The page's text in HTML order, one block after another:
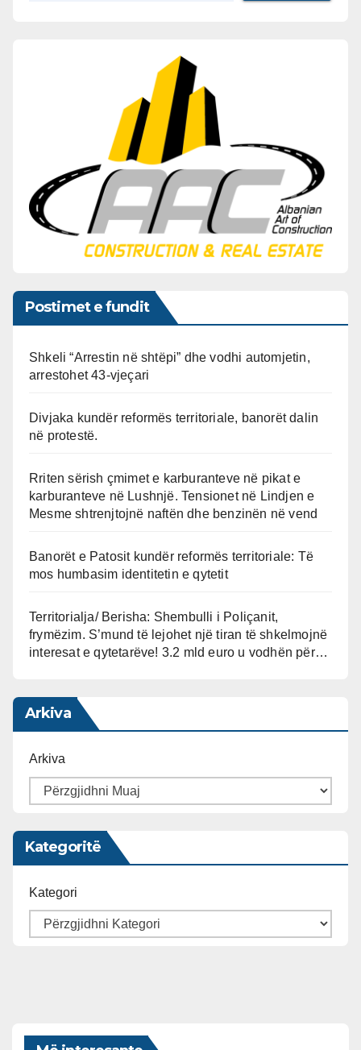
Postimet e fundit
Shkeli “Arrestin në shtëpi” dhe vodhi automjetin,
arrestohet 43-vjeçari
Divjaka kundër reformës territoriale, banorët dalin
në protestë.
Rriten sërish çmimet e karburanteve në pikat e
karburanteve në Lushnjë. Tensionet në Lindjen e
Mesme shtrenjtojnë naftën dhe benzinën në vend
Banorët e Patosit kundër reformës territoriale: Të
mos humbasim identitetin e qytetit
Territorialja/ Berisha: Shembulli i Poliçanit,
frymëzim. S’mund të lejohet një tiran të shkelmojnë
interesat e qytetarëve! 3.2 mld euro u vodhën për…
Arkiva
Arkiva
Kategoritë
Kategori